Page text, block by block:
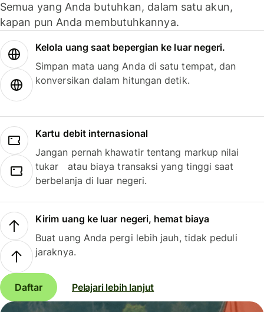
Semua yang Anda butuhkan, dalam satu akun,
kapan pun Anda membutuhkannya.
Kelola uang saat bepergian ke luar negeri.
Simpan mata uang Anda di satu tempat, dan
konversikan dalam hitungan detik.
Kartu debit internasional
Jangan pernah khawatir tentang markup nilai
tukar atau biaya transaksi yang tinggi saat
berbelanja di luar negeri.
Kirim uang ke luar negeri, hemat biaya
Buat uang Anda pergi lebih jauh, tidak peduli
jaraknya.
Daftar Pelajari lebih lanjut